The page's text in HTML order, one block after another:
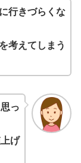
行きづらくな
考えてしまう
っ
げ